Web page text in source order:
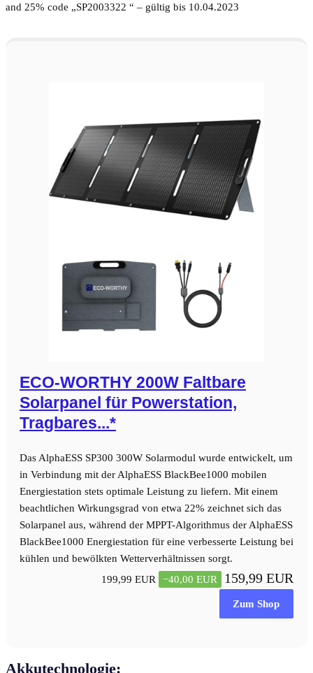
and 25% code „SP2003322 “ – gültig bis 10.04.2023
ECO-WORTHY 200W Faltbare
Solarpanel für Powerstation,
Tragbares...*
Das AlphaESS SP300 300W Solarmodul wurde entwickelt, um
in Verbindung mit der AlphaESS BlackBee1000 mobilen
Energiestation stets optimale Leistung zu liefern. Mit einem
beachtlichen Wirkungsgrad von etwa 22% zeichnet sich das
Solarpanel aus, während der MPPT-Algorithmus der AlphaESS
BlackBee1000 Energiestation für eine verbesserte Leistung bei
kühlen und bewölkten Wetterverhältnissen sorgt.
199,99 EUR
−40,00 EUR 159,99 EUR
Zum Shop
Akkutechnologie: